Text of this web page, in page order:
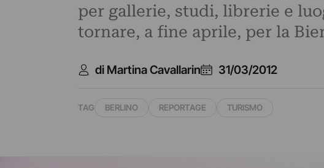
per gallerie, studi, librerie e
tornare, a fine aprile, per la
di Martina Cavallarin 31/03/2012
TAG BERLINO REPORTAGE TURISMO